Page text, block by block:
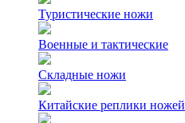
Туристические ножи
Военные и тактические
Складные ножи
Китайские реплики ножей